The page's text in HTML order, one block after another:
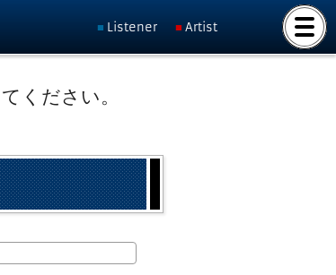
Listener Artist
ください。